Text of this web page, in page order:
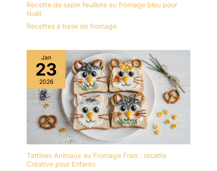
Recette de sapin feuilleté au fromage bleu pour
Noël
Recettes à base de fromage
Jan
23
2026
Tartines Animaux au Fromage Frais : recette
Créative pour Enfants